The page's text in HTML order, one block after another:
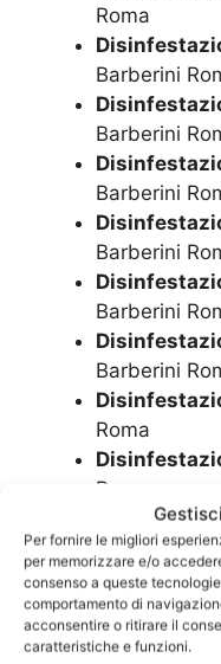
Per fornire le migliori
per memorizzare e/o
consenso a queste
comportamento di
acconsentire o ritirare il
caratteristiche e funzioni.
Roma
Barberini
Barberini
Barberini
Barberini
Barberini
Barberini
Roma
Roma
Roma
Roma